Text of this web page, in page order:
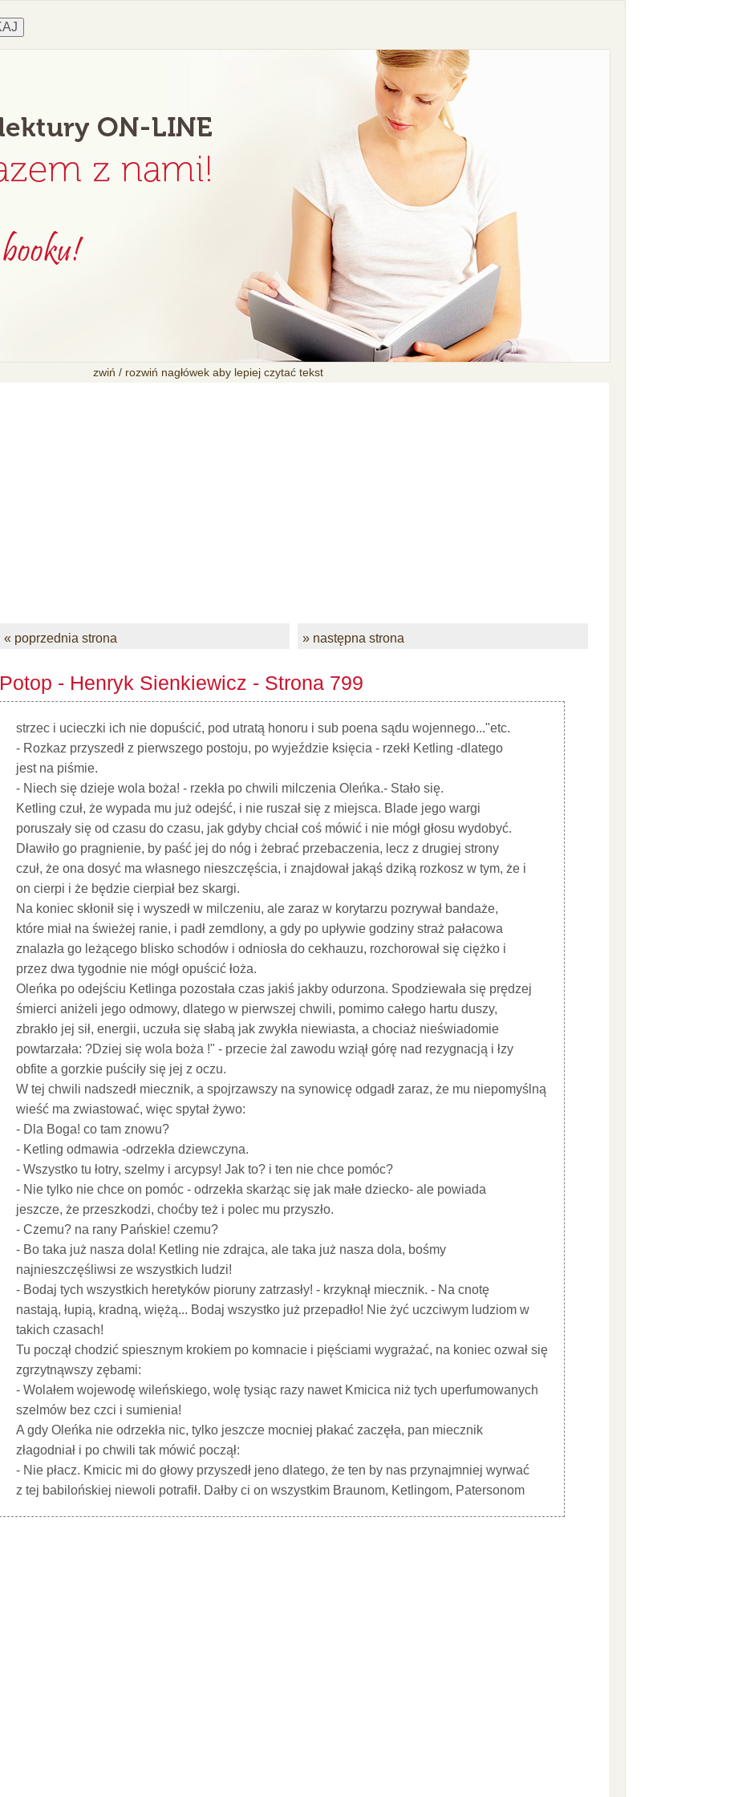
zwiń / rozwiń nagłówek aby lepiej czytać tekst
« poprzednia strona » następna strona
Potop - Henryk Sienkiewicz - Strona 799
strzec i ucieczki ich nie dopuścić, pod utratą honoru i sub poena sądu wojennego..."etc.
- Rozkaz przyszedł z pierwszego postoju, po wyjeździe księcia - rzekł Ketling -dlatego
jest na piśmie.
- Niech się dzieje wola boża! - rzekła po chwili milczenia Oleńka.- Stało się.
Ketling czuł, że wypada mu już odejść, i nie ruszał się z miejsca. Blade jego wargi
poruszały się od czasu do czasu, jak gdyby chciał coś mówić i nie mógł głosu wydobyć.
Dławiło go pragnienie, by paść jej do nóg i żebrać przebaczenia, lecz z drugiej strony
czuł, że ona dosyć ma własnego nieszczęścia, i znajdował jakąś dziką rozkosz w tym, że i
on cierpi i że będzie cierpiał bez skargi.
Na koniec skłonił się i wyszedł w milczeniu, ale zaraz w korytarzu pozrywał bandaże,
które miał na świeżej ranie, i padł zemdlony, a gdy po upływie godziny straż pałacowa
znalazła go leżącego blisko schodów i odniosła do cekhauzu, rozchorował się ciężko i
przez dwa tygodnie nie mógł opuścić łoża.
Oleńka po odejściu Ketlinga pozostała czas jakiś jakby odurzona. Spodziewała się prędzej
śmierci aniżeli jego odmowy, dlatego w pierwszej chwili, pomimo całego hartu duszy,
zbrakło jej sił, energii, uczuła się słabą jak zwykła niewiasta, a chociaż nieświadomie
powtarzała: ?Dziej się wola boża !" - przecie żal zawodu wziął górę nad rezygnacją i łzy
obfite a gorzkie puściły się jej z oczu.
W tej chwili nadszedł miecznik, a spojrzawszy na synowicę odgadł zaraz, że mu niepomyślną
wieść ma zwiastować, więc spytał żywo:
- Dla Boga! co tam znowu?
- Ketling odmawia -odrzekła dziewczyna.
- Wszystko tu łotry, szelmy i arcypsy! Jak to? i ten nie chce pomóc?
- Nie tylko nie chce on pomóc - odrzekła skarżąc się jak małe dziecko- ale powiada
jeszcze, że przeszkodzi, choćby też i polec mu przyszło.
- Czemu? na rany Pańskie! czemu?
- Bo taka już nasza dola! Ketling nie zdrajca, ale taka już nasza dola, bośmy
najnieszczęśliwsi ze wszystkich ludzi!
- Bodaj tych wszystkich heretyków pioruny zatrzasły! - krzyknął miecznik. - Na cnotę
nastają, łupią, kradną, więżą... Bodaj wszystko już przepadło! Nie żyć uczciwym ludziom w
takich czasach!
Tu począł chodzić spiesznym krokiem po komnacie i pięściami wygrażać, na koniec ozwał się
zgrzytnąwszy zębami:
- Wolałem wojewodę wileńskiego, wolę tysiąc razy nawet Kmicica niż tych uperfumowanych
szelmów bez czci i sumienia!
A gdy Oleńka nie odrzekła nic, tylko jeszcze mocniej płakać zaczęła, pan miecznik
złagodniał i po chwili tak mówić począł:
- Nie płacz. Kmicic mi do głowy przyszedł jeno dlatego, że ten by nas przynajmniej wyrwać
z tej babilońskiej niewoli potrafił. Dałby ci on wszystkim Braunom, Ketlingom, Patersonom